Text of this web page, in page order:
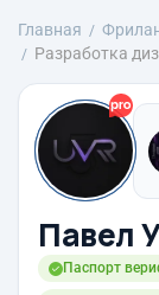
Главная
Разработка
Павел
Паспорт